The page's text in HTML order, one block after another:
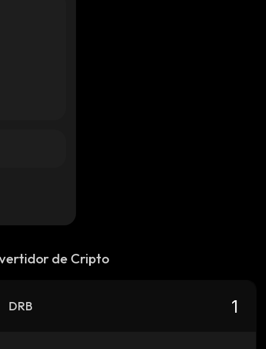
de Cripto
DRB